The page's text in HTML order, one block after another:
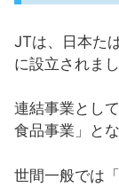
JTは、日本た
に設立されまし
連結事業とし
食品事業」と
世間一般では